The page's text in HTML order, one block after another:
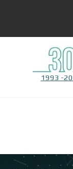
1993 -